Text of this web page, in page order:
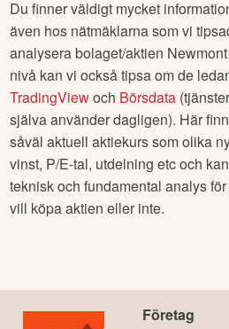
Du finner väldigt mycket
även hos nätmäklarna som vi
analysera bolaget/aktien
nivå kan vi också tipsa om de
TradingViewoch Börsdata
själva använder dagligen). Här
såväl aktuell aktiekurs som olika
vinst, P/E-tal, utdelning etc och
teknisk och fundamental analys
vill köpa aktien eller inte.
Företag